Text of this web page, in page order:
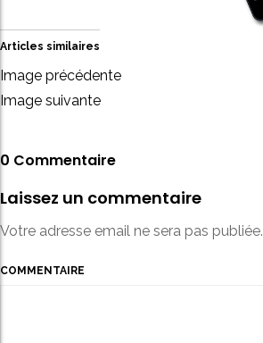
Articles similaires
Image précédente
Image suivante
0 Commentaire
Laissez un commentaire
Votre adresse email ne sera pas publiée.
COMMENTAIRE